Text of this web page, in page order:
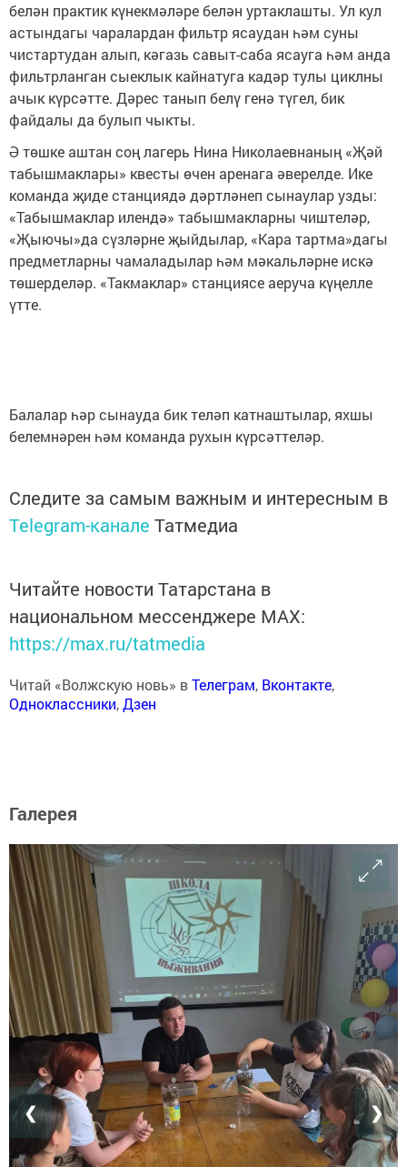
белән практик күнекмәләре белән уртаклашты. Ул кул
астындагы чаралардан фильтр ясаудан һәм суны
чистартудан алып, кәгазь савыт-саба ясауга һәм анда
фильтрланган сыеклык кайнатуга кадәр тулы циклны
ачык күрсәтте. Дәрес танып белү генә түгел, бик
файдалы да булып чыкты.
Ә төшке аштан соң лагерь Нина Николаевнаның «Җәй
табышмаклары» квесты өчен аренага әверелде. Ике
команда җиде станциядә дәртләнеп сынаулар узды:
«Табышмаклар илендә» табышмакларны чиштеләр,
«Җыючы»да сүзләрне җыйдылар, «Кара тартма»дагы
предметларны чамаладылар һәм мәкальләрне искә
төшерделәр. «Такмаклар» станциясе аеруча күңелле
үтте.
Балалар һәр сынауда бик теләп катнаштылар, яхшы
белемнәрен һәм команда рухын күрсәттеләр.
Следите за самым важным и интересным в
Telegram-канале Татмедиа
Читайте новости Татарстана в
национальном мессенджере MАХ:
https://max.ru/tatmedia
Читай «Волжскую новь» вТелеграм, Вконтакте,
Одноклассники,Дзен
Галерея
❮ ❯